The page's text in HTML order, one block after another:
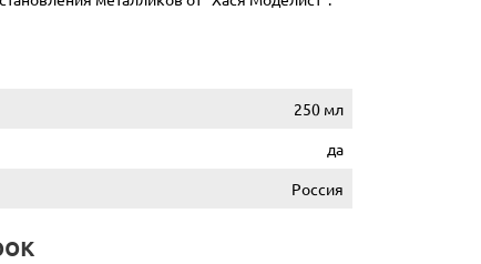
250 мл
да
Россия